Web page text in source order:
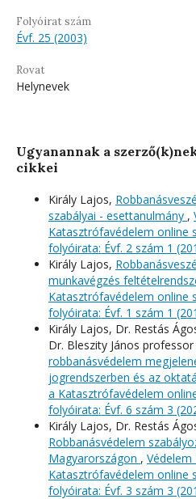
Folyóirat szám
Évf. 25 (2003)
Rovat
Helynevek
Ugyanannak a
cikkei
Király Lajos,
szabályai - esettanulmány ,
Katasztrófavédelem online
folyóirata: Évf. 2 szám 1
Király Lajos,
munkavégzés
Katasztrófavédelem online
folyóirata: Évf. 1 szám 1
Király Lajos, Dr. Restás
Dr. Bleszity János
robbanásvédelem
jogrendszerben és az
a Katasztrófavédelem
folyóirata: Évf. 6 szám 3
Király Lajos, Dr. Restás
Robbanásvédelem
Magyarországon ,
Katasztrófavédelem online
folyóirata: Évf. 3 szám 3